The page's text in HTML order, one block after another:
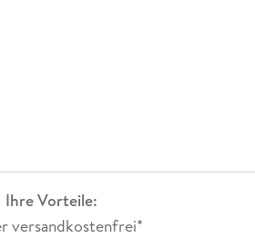
Ihre Vorteile:
versandkostenfrei*